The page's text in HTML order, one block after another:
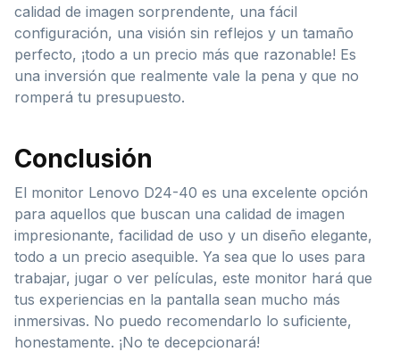
calidad de imagen sorprendente, una fácil
configuración, una visión sin reflejos y un tamaño
perfecto, ¡todo a un precio más que razonable! Es
una inversión que realmente vale la pena y que no
romperá tu presupuesto.
Conclusión
El monitor Lenovo D24-40 es una excelente opción
para aquellos que buscan una calidad de imagen
impresionante, facilidad de uso y un diseño elegante,
todo a un precio asequible. Ya sea que lo uses para
trabajar, jugar o ver películas, este monitor hará que
tus experiencias en la pantalla sean mucho más
inmersivas. No puedo recomendarlo lo suficiente,
honestamente. ¡No te decepcionará!